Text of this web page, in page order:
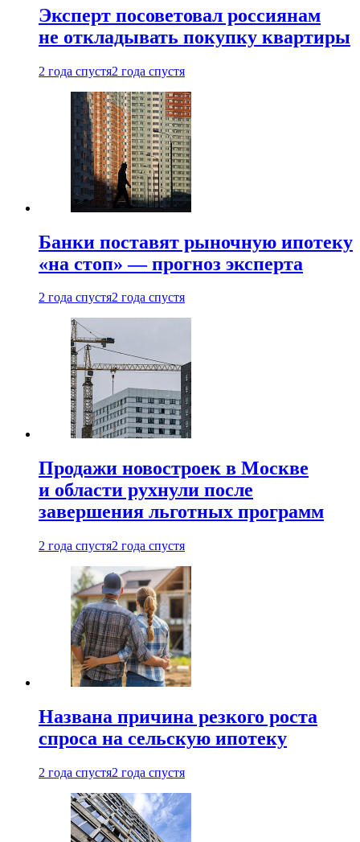
Эксперт посоветовал россиянам
не откладывать покупку квартиры
2 года спустя2 года спустя
Банки поставят рыночную ипотеку
«на стоп» — прогноз эксперта
2 года спустя2 года спустя
Продажи новостроек в Москве
и области рухнули после
завершения льготных программ
2 года спустя2 года спустя
Названа причина резкого роста
спроса на сельскую ипотеку
2 года спустя2 года спустя